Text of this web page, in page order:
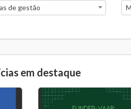
de gestão
em destaque